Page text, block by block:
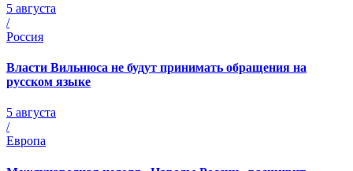
5 августа
/
Россия
Власти Вильнюса не будут принимать обращения на
русском языке
5 августа
/
Европа